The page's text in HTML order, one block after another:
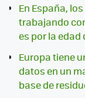
En España,
trabajando
es por la
Europa tiene
datos en un
base de